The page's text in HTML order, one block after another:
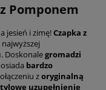
Pomponem
jesień i zimę!Czapka z
. Doskonalegromadzi
bardzo
zoryginalną
uzupełnienie